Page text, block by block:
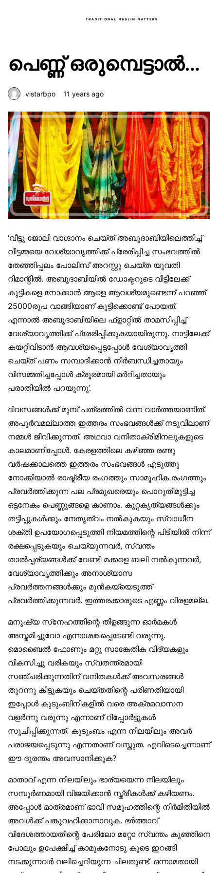
പെണ്ണ് ഒരുമ്പെട്ടാൽ…
vistarbpo 11 years ago
‘വീട്ടു ജോലി വാഗ്ദാനം ചെയ്ത് അബൂദാബിയിലെത്തിച്ച്
വീട്ടമ്മയെ വേശ്യാവൃത്തിക്ക് പ്രേരിപ്പിച്ച സംഭവത്തിൽ
തേഞ്ഞിപ്പലം പോലീസ് അറസ്റ്റു ചെയ്ത യുവതി
റിമാന്റിൽ. അബൂദാബിയിൽ ഡോക്ടറുടെ വീട്ടിലേക്ക്
കുട്ടികളെ നോക്കാൻ ആളെ ആവശ്യമുണ്ടെന്ന് പറഞ്ഞ്
25000രൂപ വാങ്ങിയാണ് കൂട്ടിക്കൊണ്ട് പോയത്.
എന്നാൽ അബൂദാബിയിലെ ഫ്‌ളാറ്റിൽ താമസിപ്പിച്ച്
വേശ്യാവൃത്തിക്ക് പ്രേരിപ്പിക്കുകയായിരുന്നു. നാട്ടിലേക്ക്
കയറ്റിവിടാൻ ആവശ്യപ്പെട്ടപ്പോൾ വേശ്യാവൃത്തി
ചെയ്ത് പണം സമ്പാദിക്കാൻ നിർബന്ധിച്ചതായും
വിസമ്മതിച്ചപ്പോൾ ക്രൂരമായി മർദിച്ചതായും
പരാതിയിൽ പറയുന്നു’.
ദിവസങ്ങൾക്ക് മുമ്പ് പത്രത്തിൽ വന്ന വാർത്തയാണിത്.
അപൂർവമല്ലാത്ത ഇത്തരം സംഭവങ്ങൾക്ക് നടുവിലാണ്
നമ്മൾ ജീവിക്കുന്നത്. അഥവാ വനിതാക്രിമിനലുകളുടെ
കാലമാണിപ്പോൾ. കേരളത്തിലെ കഴിഞ്ഞ രണ്ടു
വർഷക്കാലത്തെ ഇത്തരം സംഭവങ്ങൾ എടുത്തു
നോക്കിയാൽ രാഷ്ട്രീയ രംഗത്തും സാമൂഹിക രംഗത്തും
പ്രവർത്തിക്കുന്ന പല പ്രമുഖരെയും പൊറുതിമുട്ടിച്ച
ഒട്ടനേകം പെണ്ണുങ്ങളെ കാണാം. കുറ്റകൃത്യങ്ങൾക്കും
തട്ടിപ്പുകൾക്കും നേതൃത്വം നൽകുകയും സ്വാധീന
ശക്തി ഉപയോഗപ്പെടുത്തി നിയമത്തിന്റെ പിടിയിൽ നിന്ന്
രക്ഷപ്പെടുകയും ചെയ്യുന്നവർ, സ്വന്തം
താൽപ്പര്യങ്ങൾക്ക് വേണ്ടി മക്കളെ ബലി നൽകുന്നവർ,
വേശ്യാവൃത്തിക്കും അനാശ്യാസ
പ്രവർത്തനങ്ങൾക്കും മുൻകയ്യെടുത്ത്
പ്രവർത്തിക്കുന്നവർ. ഇത്തരക്കാരുടെ എണ്ണം വിരളമല്ല.
മനുഷ്യ സ്‌നേഹത്തിന്റെ തിളങ്ങുന്ന ഓർമകൾ
അസ്തമിച്ചുവോ എന്നാശങ്കപ്പെടേണ്ടി വരുന്നു.
മൊബൈൽ ഫോണും മറ്റു സാങ്കേതിക വിദ്യകളും
വികസിച്ചു വരികയും സ്വതന്ത്രമായി
സഞ്ചരിക്കുന്നതിന് വനിതകൾക്ക് അവസരങ്ങൾ
തുറന്നു കിട്ടുകയും ചെയ്തതിന്റെ പരിണതിയായി
ഇപ്പോൾ കുടുംബിനികളിൽ വരെ അക്രമവാസന
വളർന്നു വരുന്നു എന്നാണ് റിപ്പോർട്ടുകൾ
സൂചിപ്പിക്കുന്നത്. കുടുംബം എന്ന നിലയിലും അവർ
പരാജയപ്പെടുന്നു എന്നതാണ് വസ്തുത. എവിടെച്ചെന്നാണ്
ഈ ദുരന്തം അവസാനിക്കുക?
മാതാവ് എന്ന നിലയിലും ഭാര്യയെന്ന നിലയിലും
സമ്പൂർണമായി വിജയിക്കാൻ സ്ത്രീകൾക്ക് കഴിയണം.
അപ്പോൾ മാത്രമാണ് ഭാവി സമൂഹത്തിന്റെ നിർമിതിയിൽ
അവൾക്ക് പങ്കുവഹിക്കാനാവുക. ഭർത്താവ്
വിദേശത്തായതിന്റെ പേരിലോ മറ്റോ സ്വന്തം കുഞ്ഞിനെ
പോലും ഉപേക്ഷിച്ച് കാമുകനോടു കൂടെ ഇറങ്ങി
നടക്കുന്നവർ വലിച്ചെറിയുന്ന ചിലതുണ്ട്. ഒന്നാമതായി